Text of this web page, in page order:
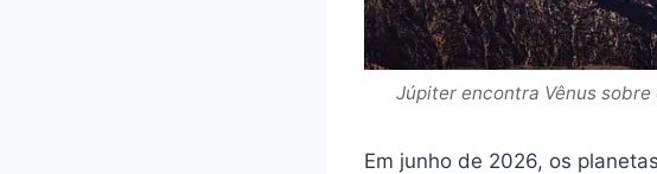
Júpiter encontra Vênus
Em junho de 2026, os